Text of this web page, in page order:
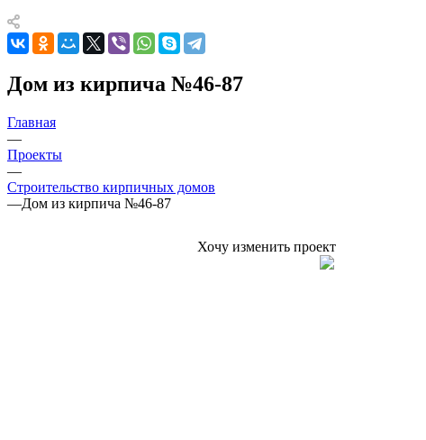
Дом из кирпича №46-87
Главная
—
Проекты
—
Строительство кирпичных домов
—Дом из кирпича №46-87
Хочу изменить проект